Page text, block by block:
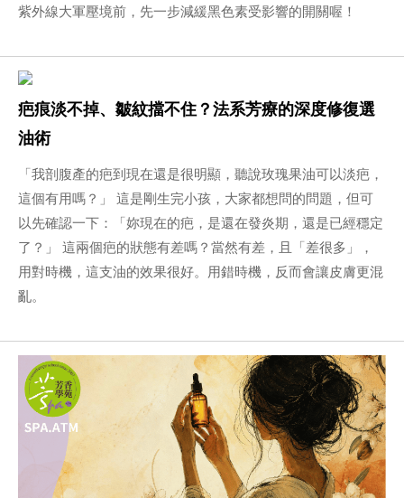
紫外線大軍壓境前，先一步減緩黑色素受影響的開關喔！
疤痕淡不掉、皺紋擋不住？法系芳療的深度修復選
油術
「我剖腹產的疤到現在還是很明顯，聽說玫瑰果油可以淡疤，
這個有用嗎？」 這是剛生完小孩，大家都想問的問題，但可
以先確認一下：「妳現在的疤，是還在發炎期，還是已經穩定
了？」 這兩個疤的狀態有差嗎？當然有差，且「差很多」，
用對時機，這支油的效果很好。用錯時機，反而會讓皮膚更混
亂。